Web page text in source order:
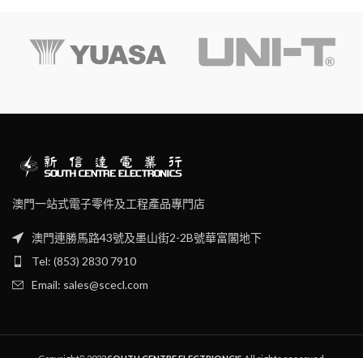
澳門一站式電子零件及工程產品專門店
澳門連勝馬路43號及墨山街2-2B號華富閣地下
Tel: (853) 2830 7910
Email: sales@scecl.com